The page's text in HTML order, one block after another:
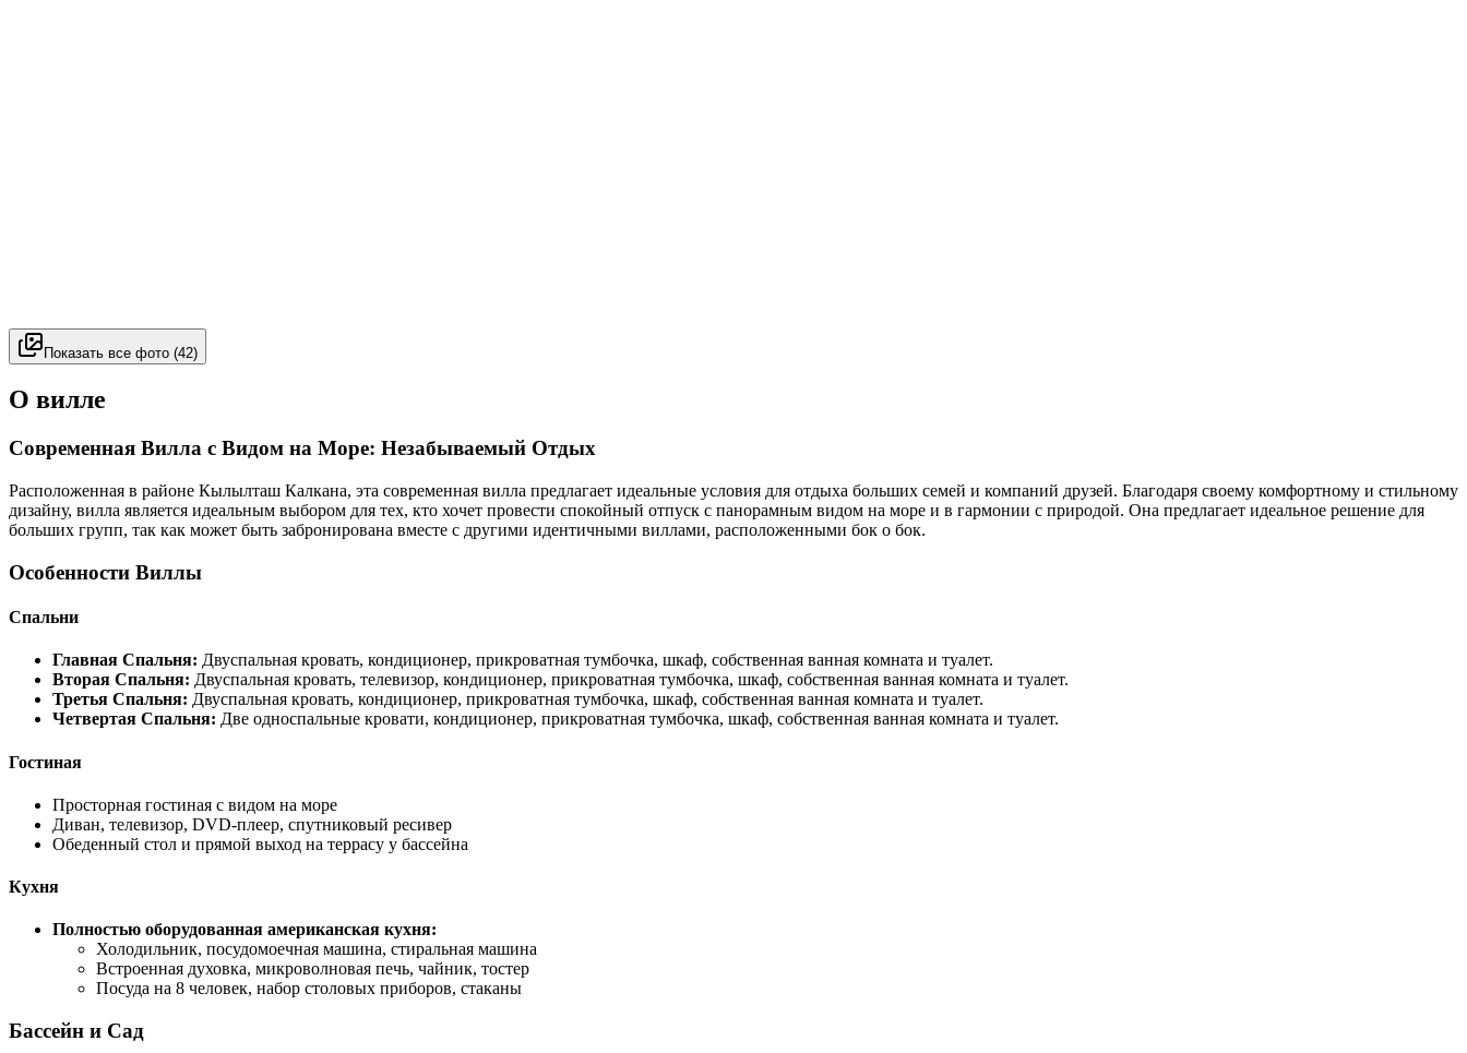
Показать все фото (42)
О вилле
Современная Вилла с Видом на Море: Незабываемый Отдых
Расположенная в районе Кылылташ Калкана, эта современная вилла предлагает идеальные условия для отдыха больших семей и компаний друзей. Благодаря своему комфортному и стильному
дизайну, вилла является идеальным выбором для тех, кто хочет провести спокойный отпуск с панорамным видом на море и в гармонии с природой. Она предлагает идеальное решение для
больших групп, так как может быть забронирована вместе с другими идентичными виллами, расположенными бок о бок.
Особенности Виллы
Спальни
Главная Спальня: Двуспальная кровать, кондиционер, прикроватная тумбочка, шкаф, собственная ванная комната и туалет.
Вторая Спальня: Двуспальная кровать, телевизор, кондиционер, прикроватная тумбочка, шкаф, собственная ванная комната и туалет.
Третья Спальня: Двуспальная кровать, кондиционер, прикроватная тумбочка, шкаф, собственная ванная комната и туалет.
Четвертая Спальня: Две односпальные кровати, кондиционер, прикроватная тумбочка, шкаф, собственная ванная комната и туалет.
Гостиная
Просторная гостиная с видом на море
Диван, телевизор, DVD-плеер, спутниковый ресивер
Обеденный стол и прямой выход на террасу у бассейна
Кухня
Полностью оборудованная американская кухня:
Холодильник, посудомоечная машина, стиральная машина
Встроенная духовка, микроволновая печь, чайник, тостер
Посуда на 8 человек, набор столовых приборов, стаканы
Бассейн и Сад